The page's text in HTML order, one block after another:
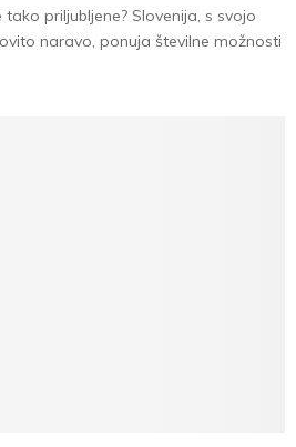
priljubljene? Slovenija, s svojo
naravo, ponuja številne možnosti